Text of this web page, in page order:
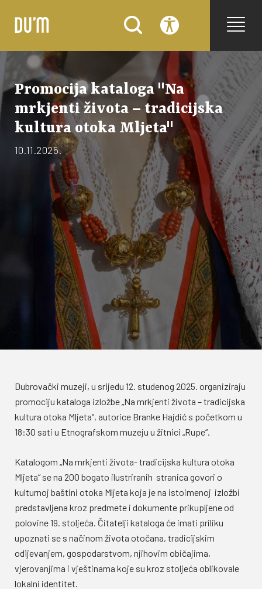
Promocija kataloga "Na
mrkjenti života – tradicijska
kultura otoka Mljeta"
10.11.2025.
Dubrovački muzeji, u srijedu 12. studenog 2025. organiziraju
promociju kataloga izložbe „Na mrkjenti života – tradicijska
kultura otoka Mljeta“, autorice Branke Hajdić s početkom u
18:30 sati u Etnografskom muzeju u žitnici „Rupe“.
Katalogom „Na mrkjenti života- tradicijska kultura otoka
Mljeta“ se na 200 bogato ilustriranih stranica govori o
kulturnoj baštini otoka Mljeta koja je na istoimenoj izložbi
predstavljena kroz predmete i dokumente prikupljene od
polovine 19. stoljeća. Čitatelji kataloga će imati priliku
upoznati se s načinom života otočana, tradicijskim
odijevanjem, gospodarstvom, njihovim običajima,
vjerovanjima i vještinama koje su kroz stoljeća oblikovale
lokalni identitet.